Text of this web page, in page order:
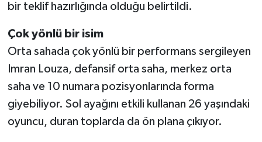
bir teklif hazırlığında olduğu belirtildi.
Çok yönlü bir isim
Orta sahada çok yönlü bir performans sergileyen
Imran Louza, defansif orta saha, merkez orta
saha ve 10 numara pozisyonlarında forma
giyebiliyor. Sol ayağını etkili kullanan 26 yaşındaki
oyuncu, duran toplarda da ön plana çıkıyor.